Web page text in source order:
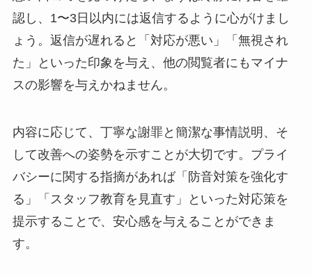
認し、1〜3日以内には返信するように心がけまし
ょう。返信が遅れると「対応が悪い」「無視され
た」といった印象を与え、他の閲覧者にもマイナ
スの影響を与えかねません。
内容に応じて、丁寧な謝罪と簡潔な事情説明、そ
して改善への姿勢を示すことが大切です。プライ
バシーに関する指摘があれば「防音対策を強化す
る」「スタッフ教育を見直す」といった対応策を
提示することで、安心感を与えることができま
す。